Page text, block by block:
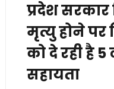
प्रदेश सरकार
मृत्यु होने पर
को दे रही है
सहायता